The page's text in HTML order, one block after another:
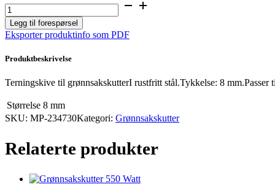
Legg til forespørsel
Eksporter produktinfo som PDF
Produktbeskrivelse
Terningskive til grønnsakskutterI rustfritt stål.Tykkelse: 8
Størrelse 8 mm
SKU: MP-234730Kategori: Grønnsakskutter
Relaterte produkter